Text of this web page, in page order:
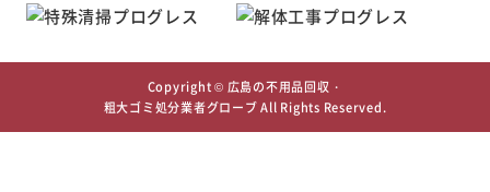
Copyright © 広島の不用品回収・
粗大ゴミ処分業者グローブAll Rights Reserved.